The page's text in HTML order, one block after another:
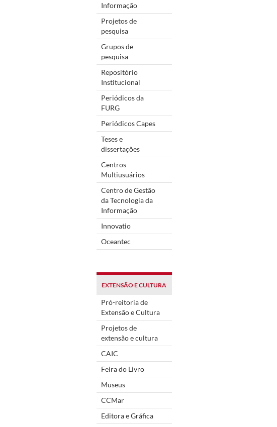
Informação
Projetos de
pesquisa
Grupos de
pesquisa
Repositório
Institucional
Periódicos da
FURG
Periódicos Capes
Teses e
dissertações
Centros
Multiusuários
Centro de Gestão
da Tecnologia da
Informação
Innovatio
Oceantec
EXTENSÃO E CULTURA
Pró-reitoria de
Extensão e Cultura
Projetos de
extensão e cultura
CAIC
Feira do Livro
Museus
CCMar
Editora e Gráfica